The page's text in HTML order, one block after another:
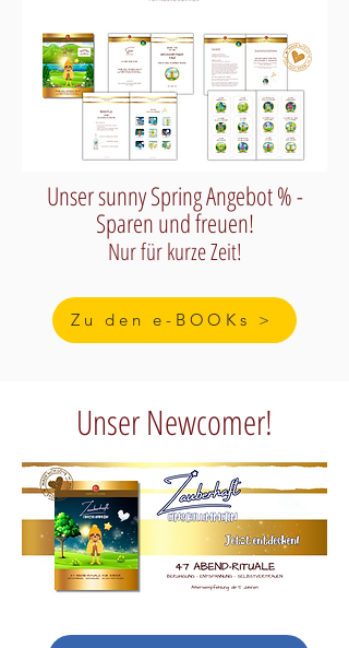
Unser sunny Spring Angebot % -
Sparen und freuen!
Nur für kurze Zeit!
Zu den e-BOOKs >
Unser Newcomer!